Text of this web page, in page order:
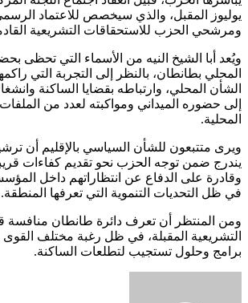
يوليوز المقبل، والذي سيخصص للاعتماد
ومرشحي الحزب للاستحقاقات التشريعية
ويُعد أبا الشيخ النيه من الأسماء التي تحظى
المحلي بطانطان، بالنظر إلى التجربة التي
الشأن المحلي، وارتباطه بقضايا الساكنة
إلى حضوره الميداني ومواكبته لعدد من الملفات
المحلية.
ويرى متتبعون للشأن السياسي بالإقليم أن
يندرج ضمن توجه الحزب نحو تقديم كفاءات
وقادرة على الدفاع عن انتظاراتهم داخل
في ظل التحديات التنموية التي تعرفها المنطقة.
ومن المنتظر أن تعرف دائرة طانطان منافسة
التشريعية المقبلة، في ظل رغبة مختلف
برامج وحلول تستجيب لتطلعات الساكنة.